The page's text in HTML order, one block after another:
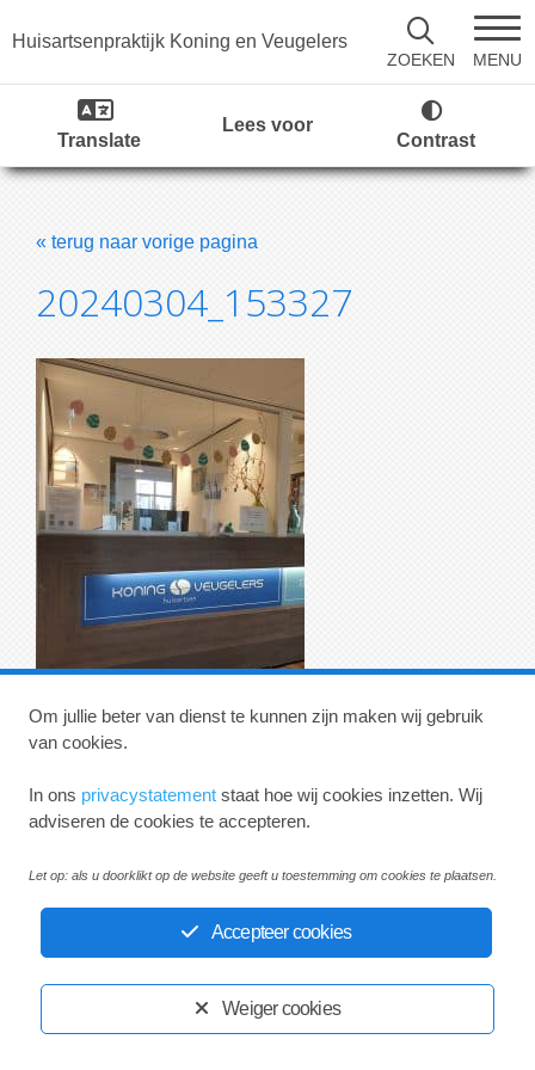
Huisartsenpraktijk Koning en Veugelers
ZOEKEN MENU
Translate
Lees voor
Contrast
« terug naar vorige pagina
20240304_153327
Privacystatement Disclaimer
Weiger cookies
Accepteer cookies
Om jullie beter van dienst te kunnen zijn maken wij gebruik
van cookies.
In ons privacystatement staat hoe wij cookies inzetten. Wij
adviseren de cookies te accepteren.
Let op: als u doorklikt op de website geeft u toestemming om cookies te plaatsen.